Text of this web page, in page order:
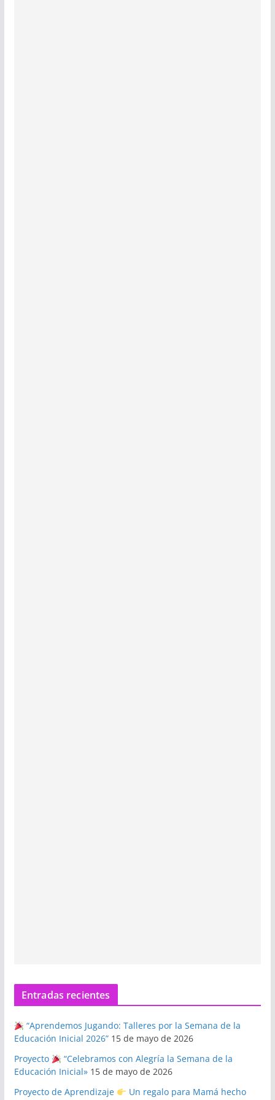
Entradas recientes
“Aprendemos Jugando: Talleres por la Semana de la
Educación Inicial 2026” 15 de mayo de 2026
Proyecto
“Celebramos con Alegría la Semana de la
Educación Inicial» 15 de mayo de 2026
Proyecto de Aprendizaje
Un regalo para Mamá hecho